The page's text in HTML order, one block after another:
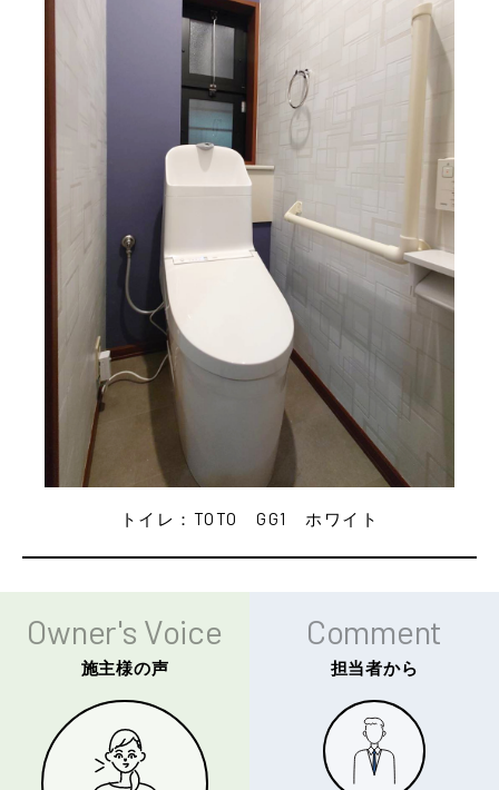
トイレ：TOTO GG1 ホワイト
Owner's Voice
施主様の声
Comment
担当者から